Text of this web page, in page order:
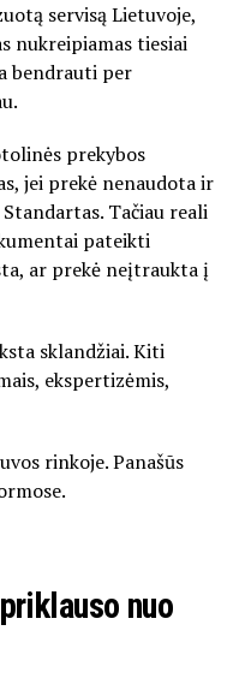
servisą Lietuvoje,
nukreipiamas tiesiai
bendrauti per
prekybos
jei prekė nenaudota ir
Tačiau reali
pateikti
ar prekė neįtraukta į
sklandžiai. Kiti
ekspertizėmis,
rinkoje. Panašūs
nuo